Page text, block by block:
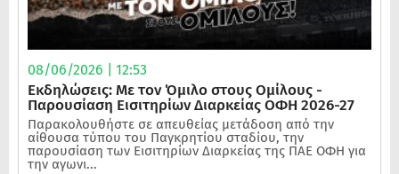
08/06/2026 | 12:53
Εκδηλώσεις: Με τον Όμιλο στους Ομίλους -
Παρουσίαση Εισιτηρίων Διαρκείας ΟΦΗ 2026-27
Παρακολουθήστε σε απευθείας μετάδοση από την
αίθουσα τύπου του Παγκρητίου σταδίου, την
παρουσίαση των Εισιτηρίων Διαρκείας της ΠΑΕ ΟΦΗ για
την αγωνι...